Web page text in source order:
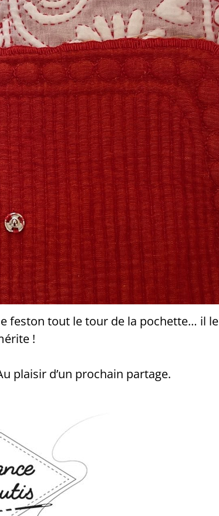
feston tout le tour de la pochette… il le
!
plaisir d’un prochain partage.